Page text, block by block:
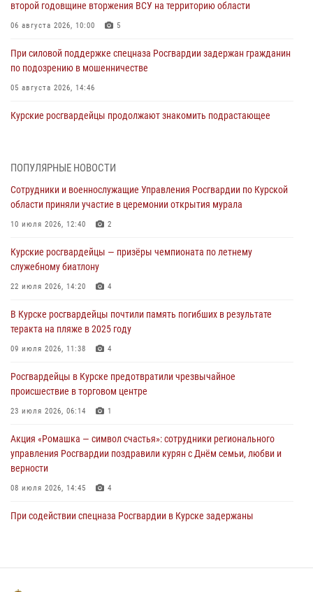
второй годовщине вторжения ВСУ на территорию области
06 августа 2026, 10:00 5
При силовой поддержке спецназа Росгвардии задержан гражданин
по подозрению в мошенничестве
05 августа 2026, 14:46
Курские росгвардейцы продолжают знакомить подрастающее
оздоровительных лагерях
05 августа 2026, 09:51
сбыта крупной партии наркотиков
04 августа 2026, 12:52
85 владельцев оружия
04 августа 2026, 07:00
297 выездов по сигналу «тревога»
03 августа 2026, 09:46
ПОПУЛЯРНЫЕ НОВОСТИ
Сотрудники и военнослужащие Управления Росгвардии по Курской
области приняли участие в церемонии открытия мурала
10 июля 2026, 12:40 2
Курские росгвардейцы — призёры чемпионата по летнему
служебному биатлону
22 июля 2026, 14:20 4
В Курске росгвардейцы почтили память погибших в результате
теракта на пляже в 2025 году
09 июля 2026, 11:38 4
Росгвардейцы в Курске предотвратили чрезвычайное
происшествие в торговом центре
23 июля 2026, 06:14 1
Акция «Ромашка — символ счастья»: сотрудники регионального
управления Росгвардии поздравили курян с Днём семьи, любви и
верности
08 июля 2026, 14:45 4
При содействии спецназа Росгвардии в Курске задержаны